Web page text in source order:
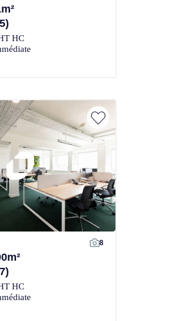
HC
8
HC